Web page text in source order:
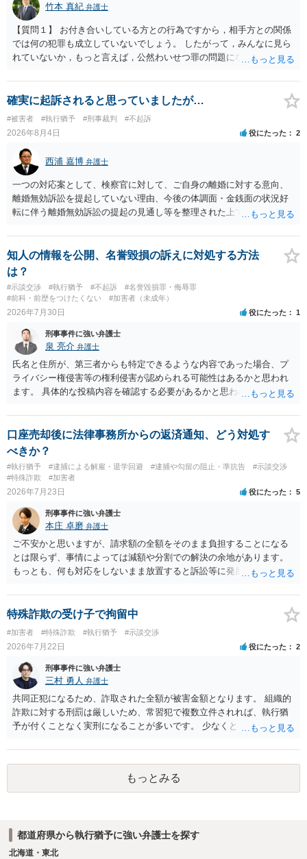
竹本 真紀 弁護士
【質問１】 お付き合いしている方との行為ですから，相手方との関係
では何の犯罪も成立していないでしょう。 したがって，みんなに見ら
れていないか，もっと言えば，公然わいせつ罪の問題にならないかの
然性は，不特定又は多数の方が認識できる状態か否かで判断されま
す。 本件は，車の中という閉鎖された空間で行っており，不特定又は
多数の方が認識するのは困難な状態ですから，公然性はないと思いま
す。 また，意図的に示そうとする故意が必要ですが，本件では，通過
する車両があると服を着ている（わいせつな状態をなくしている）の
ですから，むしろ見られないようにしており，故意が認められること
はありません。 以上より，公然わいせつ罪には該当しませんから，捜
査の対象になることはありません。 警察から連絡がくることもないで
しょう。 【質問２】 見せようと思っていないことは，服を着たりする
行為から明らかです。したがいまして，注意を受けることさえありま
せん。まして，刑罰として罰せられることもありません。 【質問３】
以上のように犯罪の嫌疑が否定されますから，逮捕勾留される可能性
はありません。その理由がないのです。 【質問４】 起訴猶予は，犯罪
が成立することが前提ですので，不起訴とする理由としても前提を欠
いています。不起訴にするにしても，不起訴の可能性はありません。
あえて不起訴の理由を挙げるなら，「嫌疑不十分」か「嫌疑なし」で
す。
確実に起訴されると思っていましたが…
#被害者 #執行猶予 #刑事裁判 #不起訴
2026年8月4日 役にたった 2
西浦 嘉博 弁護士
一つの対応案として、検察官に対して、ご自身の離婚に対する意向、
離婚無効訴訟を提起していない理由、今後の体調面・金銭面の状況好
転に伴う離婚無効訴訟の提起の見通し等を整理された上で、書面とし
検察官の処分判断の際、相談者さんの意向を示す証拠の一つとして位
置づけられる様に思われます。 より詳細についてお聞きになりたい場
合、最寄りの法律事務所での相談を検討ください
知人の情報を公開、名誉毀損の訴えに対処する方法
は？
#示談交渉 #執行猶予 #不起訴
#名誉毀損罪・侮辱罪
#前科・前歴をつけたくない
#加害者（未成年）
2026年7月30日 役にたった 1
刑事事件に強い弁護士
泉 亮介 弁護士
氏名と住所が、第三者からも特定できるような内容であった場合、プ
ライバシー権侵害等の権利侵害が認められる可能性はあるかと思われ
ます。 具体的な投稿内容を確認する必要があるかと思われますので、
でしょう。
口座売却後に法律事務所からの返済通知、どう対処す
べきか？
#執行猶予 #逮捕による解雇・退学回避 #逮捕や勾留の阻止・準抗告
#示談交渉
#特殊詐欺
#加害者
2026年7月23日 役にたった 5
刑事事件に強い弁護士
本庄 卓磨 弁護士
ご不安かと思いますが、請求額の全額をそのまま負担することになる
とは限らず、事情によっては減額や分割での解決の余地があります。
もっとも、何も対応をしないまま放置すると訴訟等に発展してしまう
めします。
特殊詐欺の受け子で拘留中
#加害者 #特殊詐欺 #執行猶予 #示談交渉
2026年7月22日 役にたった 2
刑事事件に強い弁護士
三村 勇人 弁護士
共同正犯になるため、詐取された全額が被害金額となります。 組織的
詐欺に対する刑罰は厳しいため、常習犯で複数立件されれば、執行猶
予が付くことなく実刑になることが多いです。 少なくとも、執行猶予
す。 弁護士を介して共犯者数人で被害弁済を行うこともあります。 保
釈申請については、共犯なので、全て公判請求されるまで難しいです
が、個別具体的な事情により異なります。 弁護方針により、結果が変
わるため、刑事事件に精通している弁護人を選任されることをお勧め
もっとみる
都道府県から執行猶予に強い弁護士を探す
北海道・東北